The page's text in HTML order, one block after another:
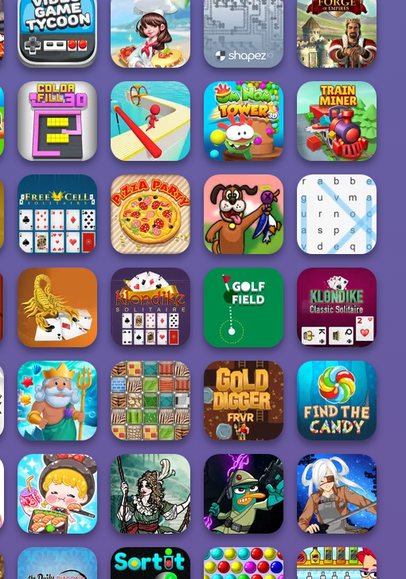
Idle Food Empire
Inc.
Mary Knots
Garden Wedding
Hidd...
Conveyor Deli Dr. Panda Airport
Video Game
Tycoon
Dream Chefs Shapez.io Forge of Empires
Color Fill 3D Fun Race 3D
Om Nom Tower
3D
Train Miner
Free Cell Solitaire Pizza Party Duck Hunter Word Search
Scorpion
Solitaire
Klondike
Solitaire Classic
Golf Field
Klondike Classic
Solitaire
Fish Story Patterns Link
Gold Digger
FRVR
Find the Candy